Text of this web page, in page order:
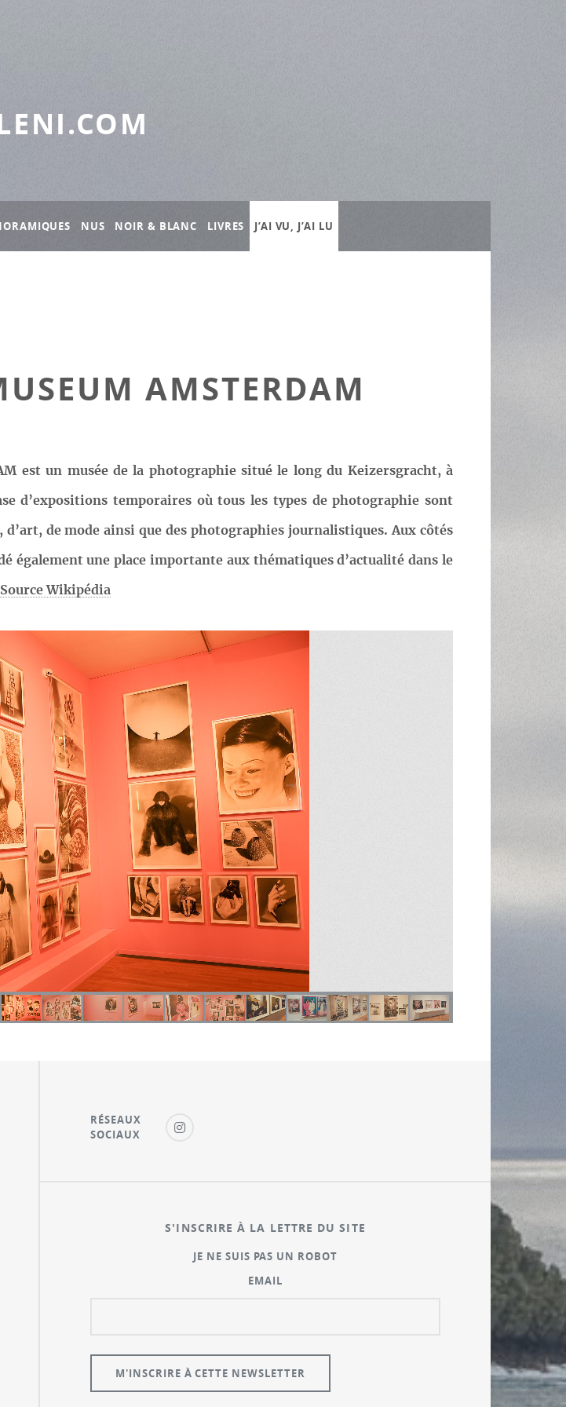
NUS NOIR & BLANC LIVRES J’AI VU, J’AI LU
AMSTERDAM
est un musée de la photographie situé le long du Keizersgracht, à
d’expositions temporaires où tous les types de photographie sont
de mode ainsi que des photographies journalistiques. Aux côtés
également une place importante aux thématiques d’actualité dans le
Source Wikipédia
RÉSEAUX
SOCIAUX
S'INSCRIRE À LA LETTRE DU SITE
JE NE SUIS PAS UN ROBOT
EMAIL